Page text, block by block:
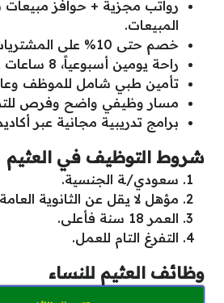
رواتب مجزية + حوافز
المبيعات.
خصم حتى 10% على المشتريات من أسواق العثيم.
راحة يومين أسبوعياً، 8 ساعات عمل يومياً.
تأمين طبي شامل للموظف
مسار وظيفي واضح وفرص
برامج تدريبية مجانية عبر
شروط التوظيف في العثيم
سعودي/ـة الجنسية.
مؤهل لا يقل عن الثانوية
العمر 18 سنة فأعلى.
التفرغ التام للعمل.
وظائف العثيم للنساء